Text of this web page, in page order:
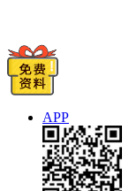
APP